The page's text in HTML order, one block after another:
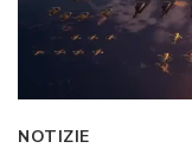
NOTIZIE